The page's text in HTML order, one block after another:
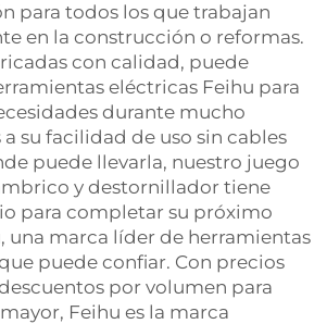
para todos los que trabajan
en la construcción o reformas.
con calidad, puede
eléctricas Feihu para
durante mucho
su facilidad de uso sin cables
puede llevarla, nuestro juego
y destornillador tiene
para completar su próximo
una marca líder de herramientas
puede confiar. Con precios
por volumen para
Feihu es la marca